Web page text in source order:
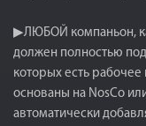
▶ЛЮБОЙ компаньон,
должен полностью
которых есть
основаны на NosCo
автоматически